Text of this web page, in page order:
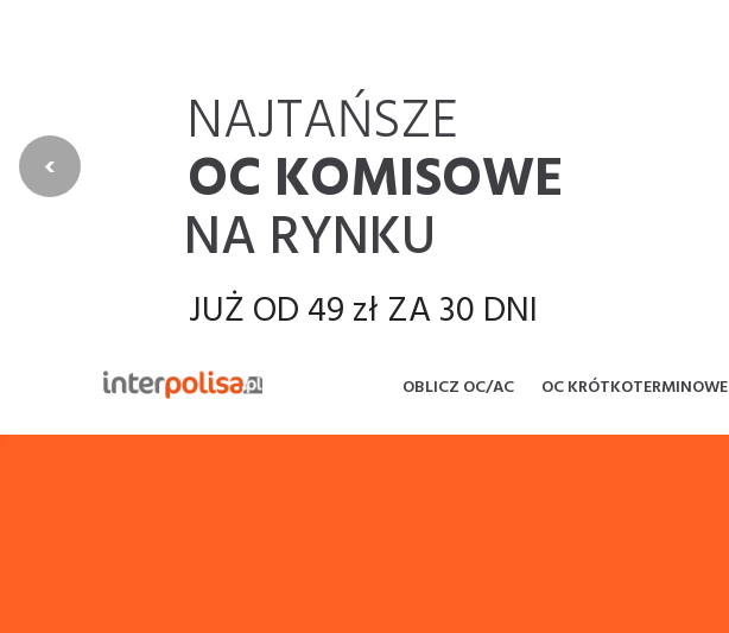
NAJTAŃSZE
OC KOMISOWE
NA RYNKU
JUŻ OD 49 zł ZA 30 DNI
NAJTAŃSZA OFERTA
PORÓWNYWARKA
‹
OBLICZ OC/AC OC KRÓTKOTERMINOWE